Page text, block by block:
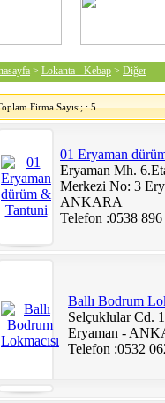
> Lokanta - Kebap > Diğer
Firma Sayısı; : 5
01 Eryaman
Eryaman Mh.
Merkezi No: 3
ANKARA
Telefon :0538
Ballı Bodrum
Selçuklular Cd.
Eryaman -
Telefon :0532